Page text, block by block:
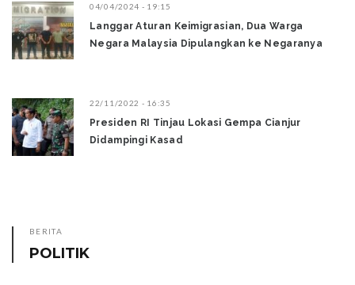
04/04/2024 - 19:15
Langgar Aturan Keimigrasian, Dua Warga
Negara Malaysia Dipulangkan ke Negaranya
22/11/2022 - 16:35
Presiden RI Tinjau Lokasi Gempa Cianjur
Didampingi Kasad
BERITA
POLITIK